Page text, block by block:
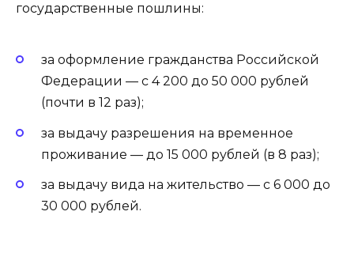
государственные пошлины:
за оформление гражданства Российской
Федерации — с 4 200 до 50 000 рублей
(почти в 12 раз);
за выдачу разрешения на временное
проживание — до 15 000 рублей (в 8 раз);
за выдачу вида на жительство — с 6 000 до
30 000 рублей.